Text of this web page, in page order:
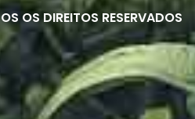
OS DIREITOS RESERVADOS